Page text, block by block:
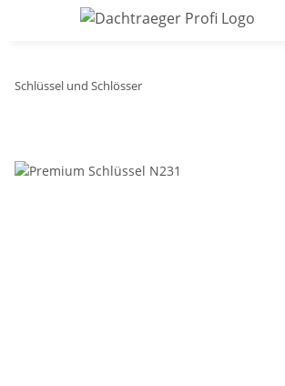
Schlüssel und Schlösser